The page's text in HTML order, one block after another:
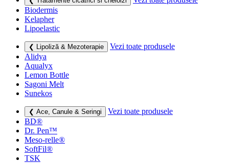
Biodermis
Kelapher
Lipoelastic
❮ Lipoliză & Mezoterapie
Vezi toate produsele
Alidya
Aqualyx
Lemon Bottle
Sagoni Melt
Sunekos
❮ Ace, Canule & Seringi
Vezi toate produsele
BD®
Dr. Pen™
Meso-relle®
SoftFil®
TSK